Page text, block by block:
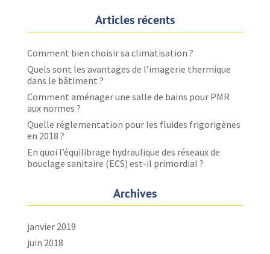
Articles récents
Comment bien choisir sa climatisation ?
Quels sont les avantages de l’imagerie thermique
dans le bâtiment ?
Comment aménager une salle de bains pour PMR
aux normes ?
Quelle réglementation pour les fluides frigorigènes
en 2018 ?
En quoi l’équilibrage hydraulique des réseaux de
bouclage sanitaire (ECS) est-il primordial ?
Archives
janvier 2019
juin 2018